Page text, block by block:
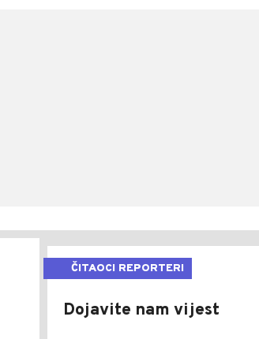
ČITAOCI REPORTERI
Dojavite nam vijest